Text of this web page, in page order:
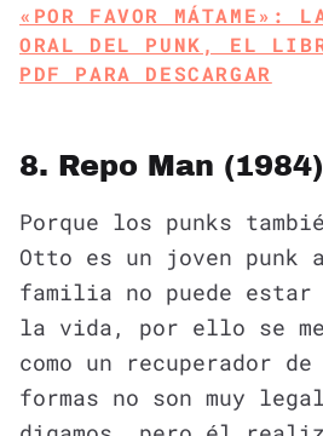
«POR FAVOR MÁTAME»:
ORAL DEL PUNK, EL
PDF PARA DESCARGAR
8. Repo Man
Porque los punks
Otto es un joven punk
familia no puede estar
la vida, por ello se
como un recuperador
formas no son muy